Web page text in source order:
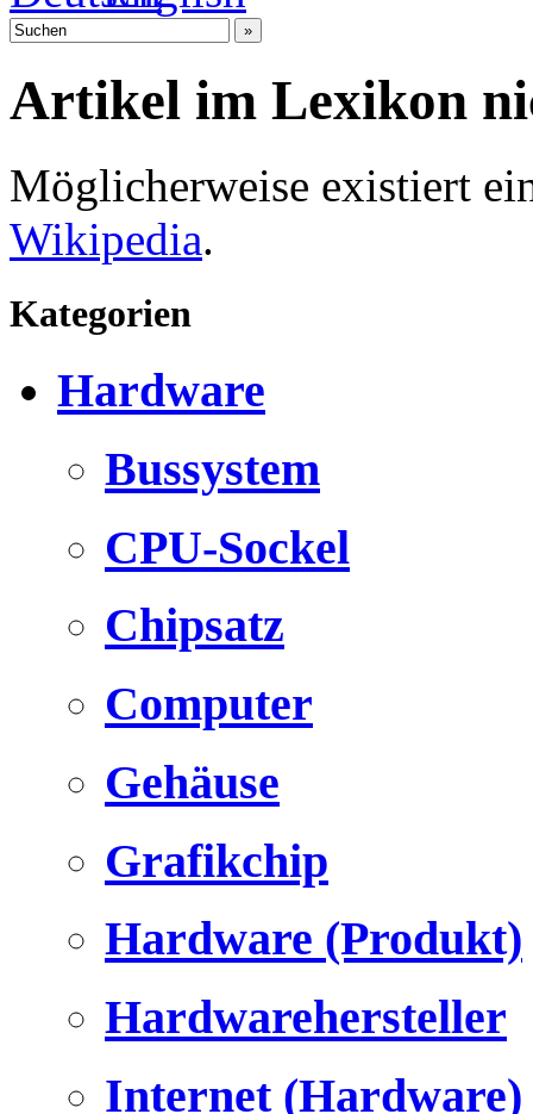
Artikel im Lexikon
Möglicherweise existiert
Wikipedia.
Kategorien
Hardware
Bussystem
CPU-Sockel
Chipsatz
Computer
Gehäuse
Grafikchip
Hardware (Produkt)
Hardwarehersteller
Internet (Hardware)